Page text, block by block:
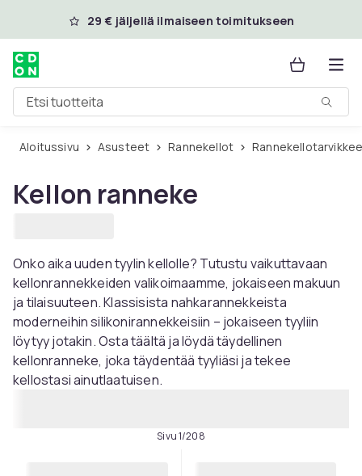
Ohita ja siirry pääsisältöön
29 € jäljellä ilmaiseen toimitukseen
Etsi tuotteita
Aloitussivu Asusteet Rannekellot
Kellon ranneke
Onko aika uuden tyylin kellolle? Tutustu vaikuttavaan
kellonrannekkeiden valikoimaamme, jokaiseen makuun
ja tilaisuuteen. Klassisista nahkarannekkeista
moderneihin silikonirannekkeisiin – jokaiseen tyyliin
löytyy jotakin. Osta täältä ja löydä täydellinen
kellonranneke, joka täydentää tyyliäsi ja tekee
kellostasi ainutlaatuisen.
Sivu 1/208